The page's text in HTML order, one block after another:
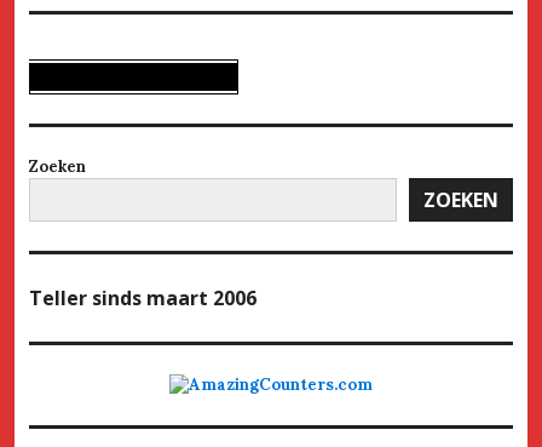
Zoeken
ZOEKEN
Teller sinds maart 2006